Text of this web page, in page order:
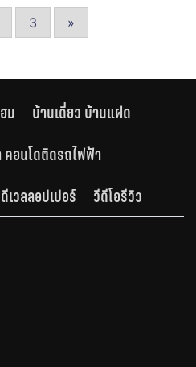
3 »
ม
บ้านเดี่ยว บ้านแฝด
คอนโดติดรถไฟฟ้า
ดีเวลลอปเปอร์ วีดีโอรีวิว